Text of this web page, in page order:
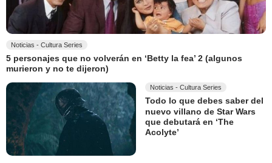
Noticias - Cultura Series
5 personajes que no volverán en ‘Betty la fea’ 2 (algunos
murieron y no te dijeron)
Noticias - Cultura Series
Todo lo que debes saber del
nuevo villano de Star Wars
que debutará en ‘The
Acolyte’